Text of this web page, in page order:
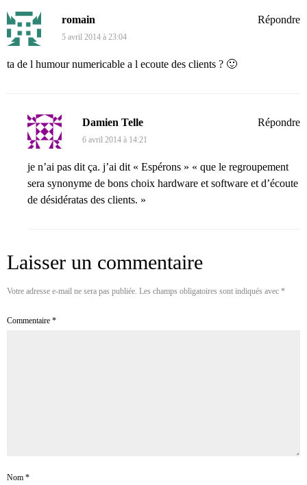
romain
5 avril 2014 à 23:04
ta de l humour numericable a l ecoute des clients ? 🙂
Répondre
Damien Telle
6 avril 2014 à 14:21
je n’ai pas dit ça. j’ai dit « Espérons » « que le regroupement
sera synonyme de bons choix hardware et software et d’écoute
de désidératas des clients. »
Répondre
Laisser un commentaire
Votre adresse e-mail ne sera pas publiée. Les champs obligatoires sont indiqués avec *
Commentaire *
Nom *